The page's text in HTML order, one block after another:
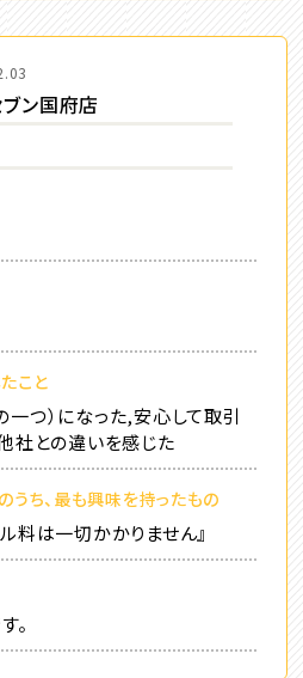
ン国府店
こと
つ）になった,安心して取引
社との違いを感じた
うち、最も興味を持ったもの
料は一切かかりません』
。